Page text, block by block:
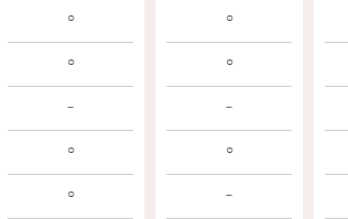
○
○
－
○
○
○
○
－
○
－